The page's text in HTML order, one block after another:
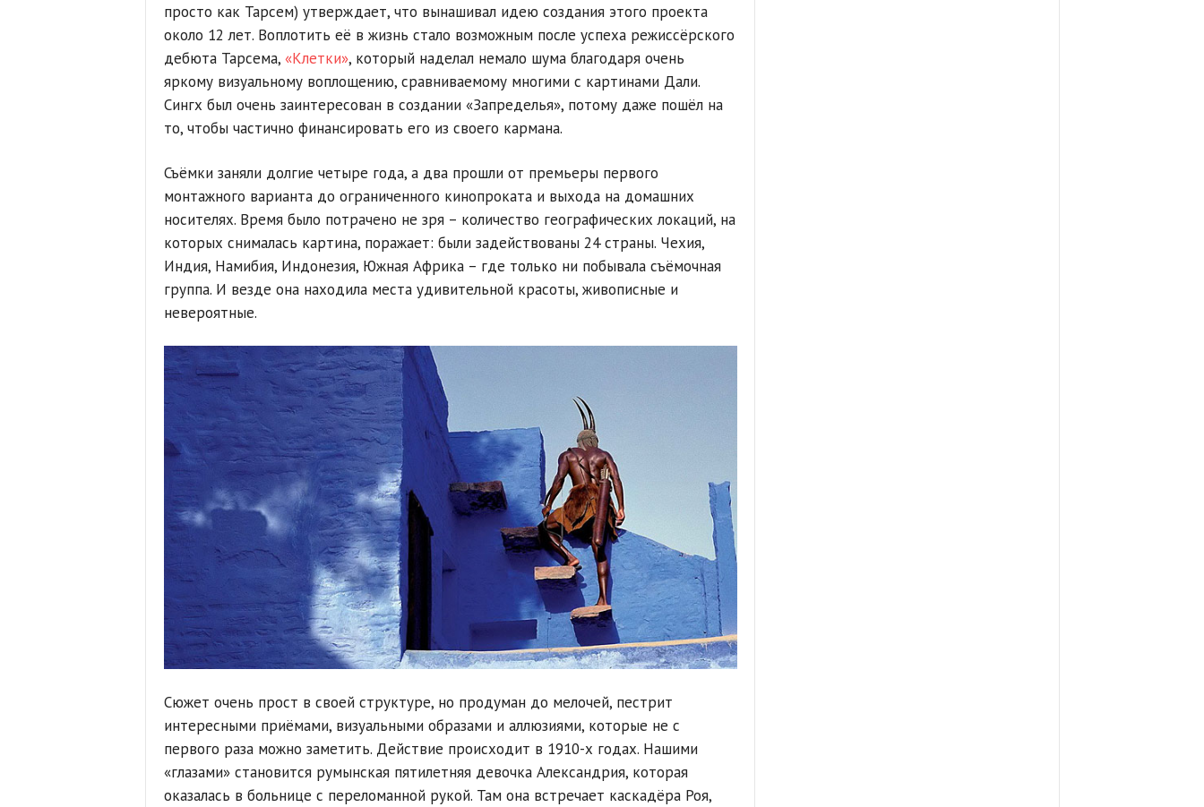
просто как Тарсем) утверждает, что вынашивал идею создания этого проекта
около 12 лет. Воплотить её в жизнь стало возможным после успеха режиссёрского
дебюта Тарсема, «Клетки», который наделал немало шума благодаря очень
яркому визуальному воплощению, сравниваемому многими с картинами Дали.
Сингх был очень заинтересован в создании «Запределья», потому даже пошёл на
то, чтобы частично финансировать его из своего кармана.
Съёмки заняли долгие четыре года, а два прошли от премьеры первого
монтажного варианта до ограниченного кинопроката и выхода на домашних
носителях. Время было потрачено не зря – количество географических локаций, на
которых снималась картина, поражает: были задействованы 24 страны. Чехия,
Индия, Намибия, Индонезия, Южная Африка – где только ни побывала съёмочная
группа. И везде она находила места удивительной красоты, живописные и
невероятные.
Сюжет очень прост в своей структуре, но продуман до мелочей, пестрит
интересными приёмами, визуальными образами и аллюзиями, которые не с
первого раза можно заметить. Действие происходит в 1910-х годах. Нашими
«глазами» становится румынская пятилетняя девочка Александрия, которая
оказалась в больнице с переломанной рукой. Там она встречает каскадёра Роя,